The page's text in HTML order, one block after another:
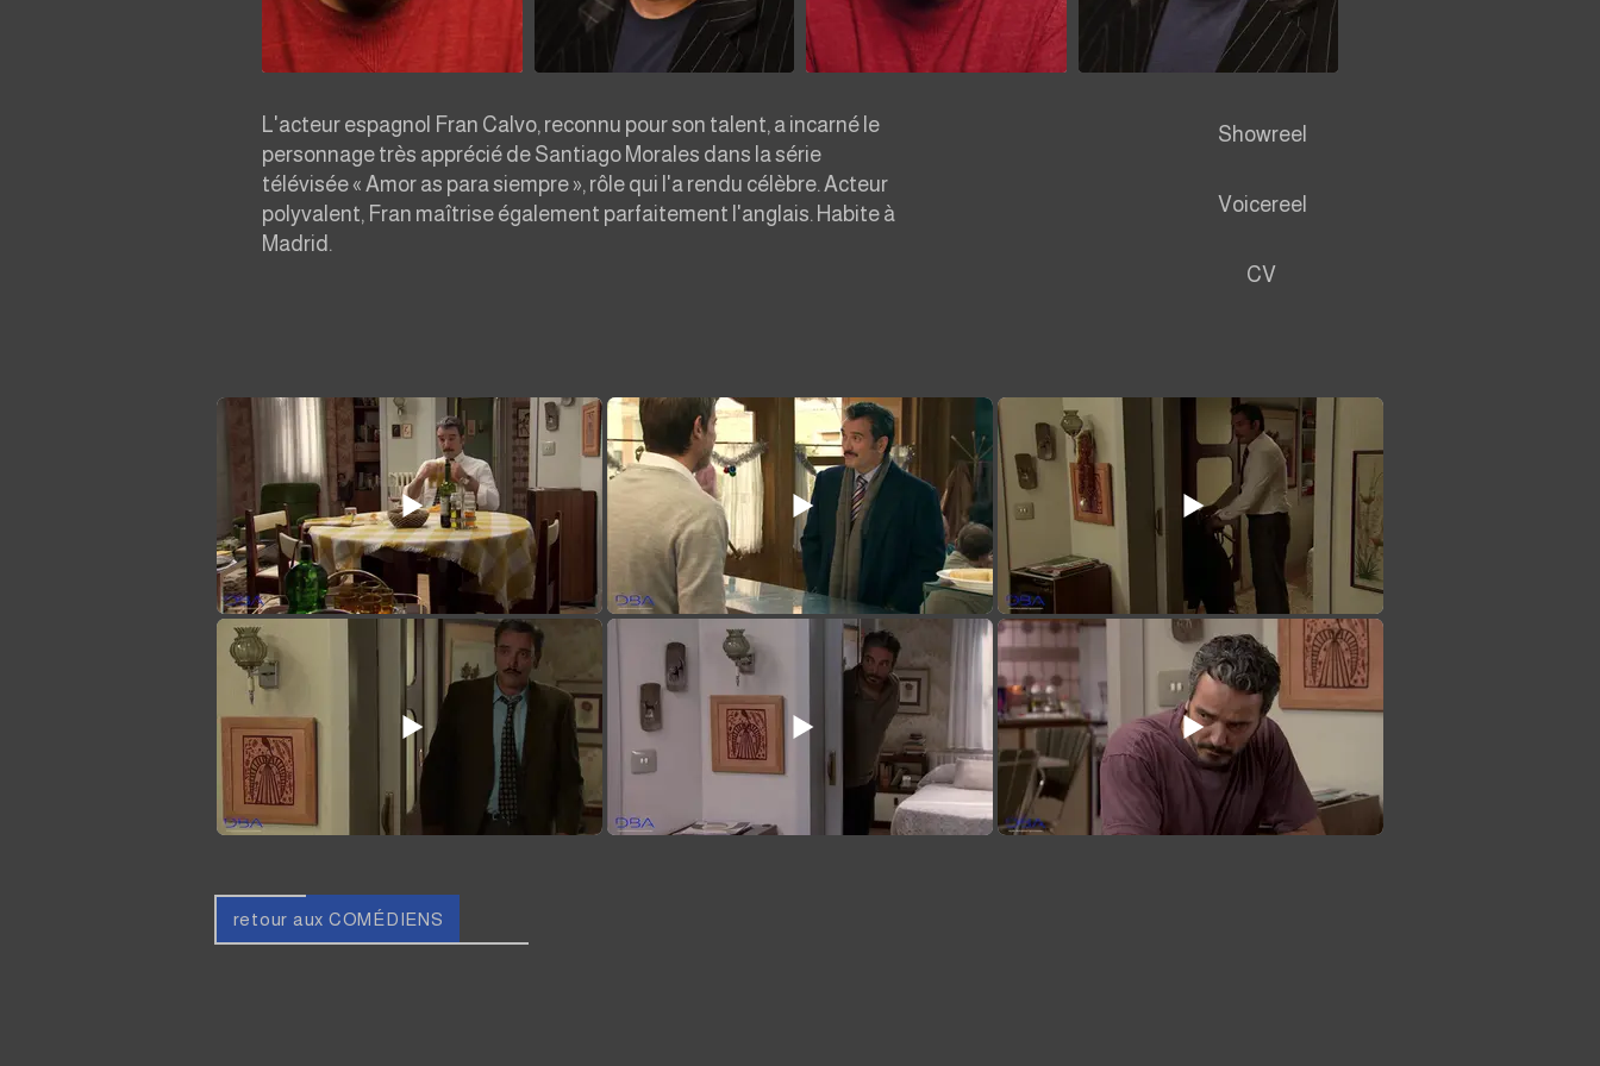
L'acteur espagnol Fran Calvo, reconnu pour son talent, a incarné le
personnage très apprécié de Santiago Morales dans la série
télévisée « Amor as para siempre », rôle qui l'a rendu célèbre. Acteur
polyvalent, Fran maîtrise également parfaitement l'anglais. Habite à
Madrid.
Showreel
Voicereel
CV
retour aux COMÉDIENS